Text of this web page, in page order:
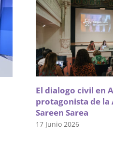
El dialogo civil en
protagonista de la
Sareen Sarea
17 Junio 2026